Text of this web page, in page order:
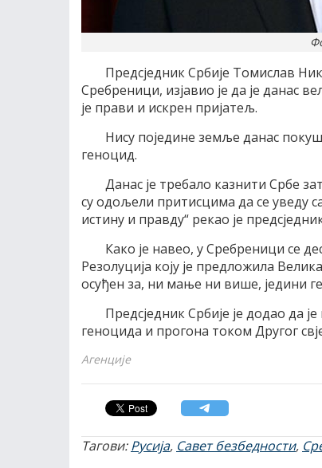
Предсједник Србије Томислав
Сребреници, изјавио је да је данас
је прави и искрен пријатељ.
Нису поједине земље данас
геноцид.
Данас је требало казнити Србе
су одољели притисцима да се уведу
истину и правду“ рекао је
Како је навео, у Сребреници се
Резолуција коју је предложила
осуђен за, ни мање ни више, једини
Предсједник Србије је додао да
геноцида и прогона током Другог
Агенције
Тагови:Русија, Савет безбедности,